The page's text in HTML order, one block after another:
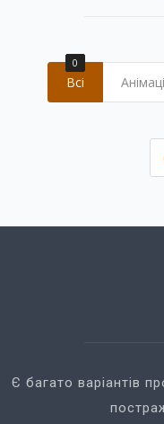
Всі
0
Є багато варіантів